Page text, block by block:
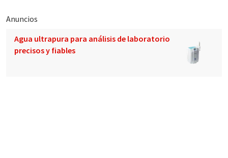
Anuncios
Agua ultrapura para análisis de laboratorio
precisos y fiables